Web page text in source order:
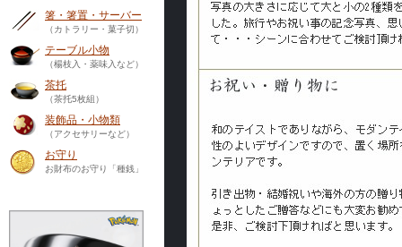
箸・箸置・サーバー
（カトラリー・菓子切）
テーブル小物
（楊枝入・薬味入など）
茶托
（茶托5枚組）
装飾品・小物類
（アクセサリーなど）
お守り
お財布のお守り「種銭」